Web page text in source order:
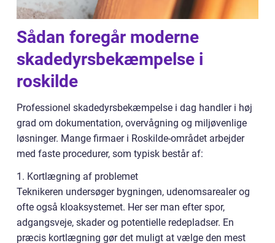
Sådan foregår moderne
skadedyrsbekæmpelse i
roskilde
Professionel skadedyrsbekæmpelse i dag handler i høj
grad om dokumentation, overvågning og miljøvenlige
løsninger. Mange firmaer i Roskilde-området arbejder
med faste procedurer, som typisk består af:
1. Kortlægning af problemet
Teknikeren undersøger bygningen, udenomsarealer og
ofte også kloaksystemet. Her ser man efter spor,
adgangsveje, skader og potentielle redepladser. En
præcis kortlægning gør det muligt at vælge den mest